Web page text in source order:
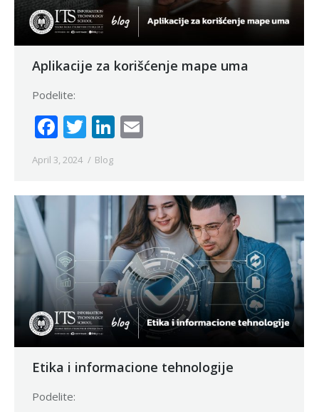
Aplikacije za korišćenje mape uma
Podelite:
Facebook
TwitterLinkedIn
April 3, 2024 Blog
Etika i informacione tehnologije
Podelite: